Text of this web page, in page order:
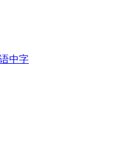
中字